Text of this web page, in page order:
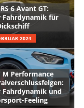
6 Avant GT:
Fahrdynamik für
2024
M Performance
Fahrdynamik und
Feeling